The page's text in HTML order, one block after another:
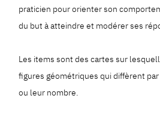
praticien pour orienter son
du but à atteindre et modérer ses
Les items sont des cartes sur
figures géométriques qui diffèrent
ou leur nombre.